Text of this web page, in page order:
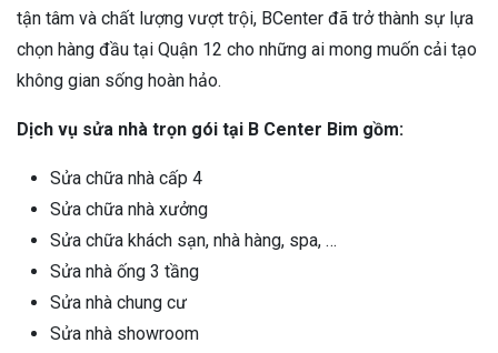
tận tâm và chất lượng vượt trội, BCenter đã trở thành sự lựa
chọn hàng đầu tại Quận 12 cho những ai mong muốn cải tạo
không gian sống hoàn hảo.
Dịch vụ sửa nhà trọn gói tại B Center Bim gồm:
Sửa chữa nhà cấp 4
Sửa chữa nhà xưởng
Sửa chữa khách sạn, nhà hàng, spa, …
Sửa nhà ống 3 tầng
Sửa nhà chung cư
Sửa nhà showroom